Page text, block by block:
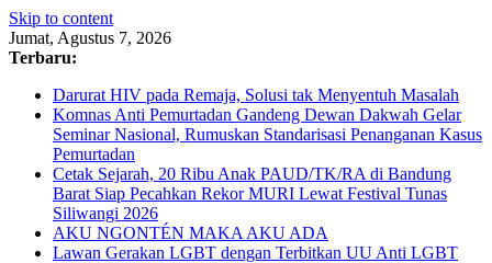
Skip to content
Jumat, Agustus 7, 2026
Terbaru:
Darurat HIV pada Remaja, Solusi tak Menyentuh Masalah
Komnas Anti Pemurtadan Gandeng Dewan Dakwah Gelar
Seminar Nasional, Rumuskan Standarisasi Penanganan Kasus
Pemurtadan
Cetak Sejarah, 20 Ribu Anak PAUD/TK/RA di Bandung
Barat Siap Pecahkan Rekor MURI Lewat Festival Tunas
Siliwangi 2026
AKU NGONTÉN MAKA AKU ADA
Lawan Gerakan LGBT dengan Terbitkan UU Anti LGBT